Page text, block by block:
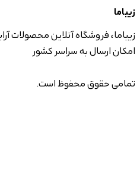
زیباما
زیباما، فروشگاه آنلاین محصولات
امکان ارسال به سراسر کشور
تمامی حقوق محفوظ است.